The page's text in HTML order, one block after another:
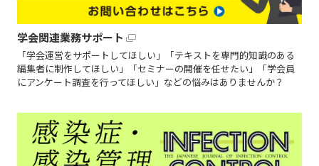
学会関連業務サポート
「学会運営をサポートしてほしい」「テキストを専門的知識のある
編集者に制作してほしい」「セミナーの開催を任せたい」「学会員
にアンケート調査を行ってほしい」などの悩みはありませんか？